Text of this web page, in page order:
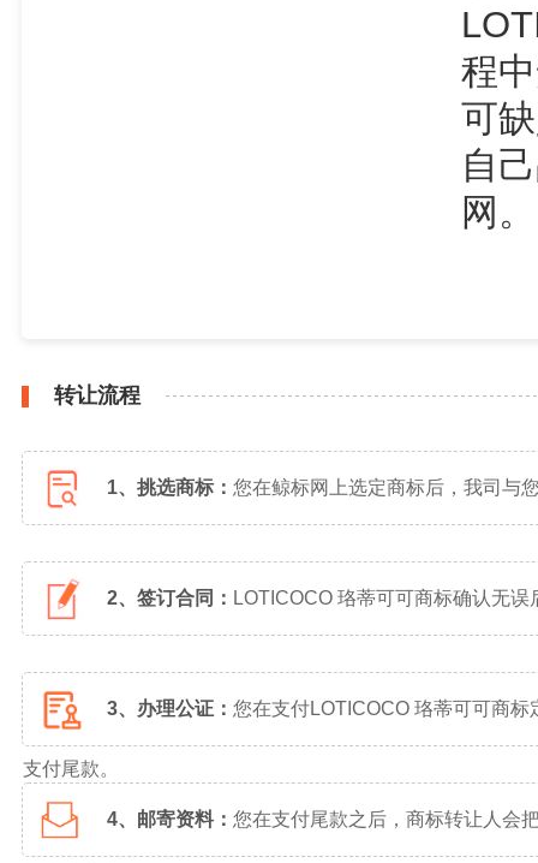
程
可
自
网。
转让流程
1、挑选商标： 您在鲸标网上选定商标后，我司与
2、签订合同： LOTICOCO 珞蒂可可商标确认无
3、办理公证： 您在支付LOTICOCO 珞蒂可可商
支付尾款。
4、邮寄资料： 您在支付尾款之后，商标转让人会